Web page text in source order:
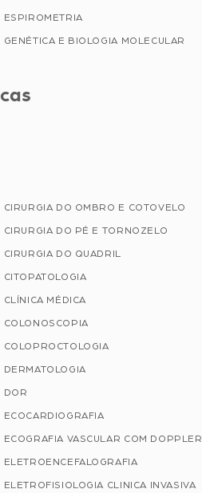
ESPIROMETRIA
GENÉTICA E BIOLOGIA MOLECULAR
CIRURGIA DO OMBRO E COTOVELO
CIRURGIA DO PÉ E TORNOZELO
CIRURGIA DO QUADRIL
CITOPATOLOGIA
CLÍNICA MÉDICA
COLONOSCOPIA
COLOPROCTOLOGIA
DERMATOLOGIA
DOR
ECOCARDIOGRAFIA
ECOGRAFIA VASCULAR COM DOPPLER
ELETROENCEFALOGRAFIA
ELETROFISIOLOGIA CLINICA INVASIVA